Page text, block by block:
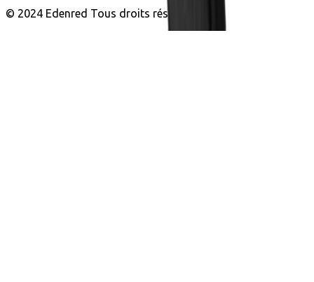
© 2024 Edenred Tous droits réservés.